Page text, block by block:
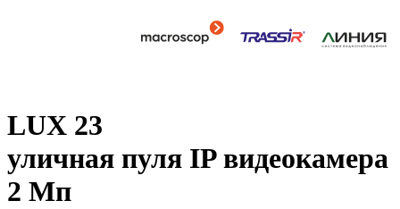
LUX 23
уличная пуля IP видеокамера
2 Мп